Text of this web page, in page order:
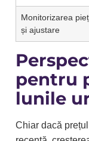
Monitorizarea
și ajustare
pentru
lunile
Chiar dacă